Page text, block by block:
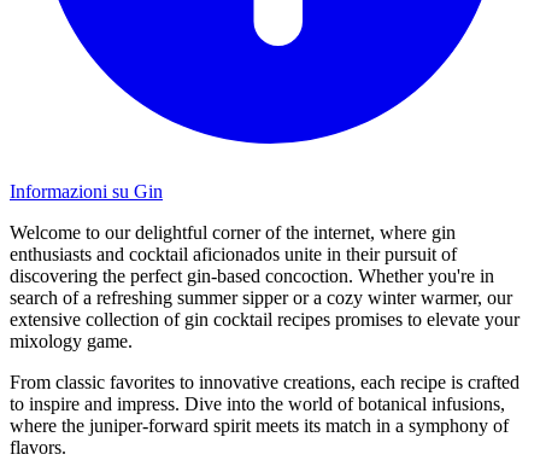
Informazioni su Gin
Welcome to our delightful corner of the internet, where gin
enthusiasts and cocktail aficionados unite in their pursuit of
discovering the perfect gin-based concoction. Whether you're in
search of a refreshing summer sipper or a cozy winter warmer, our
extensive collection of gin cocktail recipes promises to elevate your
mixology game.
From classic favorites to innovative creations, each recipe is crafted
to inspire and impress. Dive into the world of botanical infusions,
where the juniper-forward spirit meets its match in a symphony of
flavors.